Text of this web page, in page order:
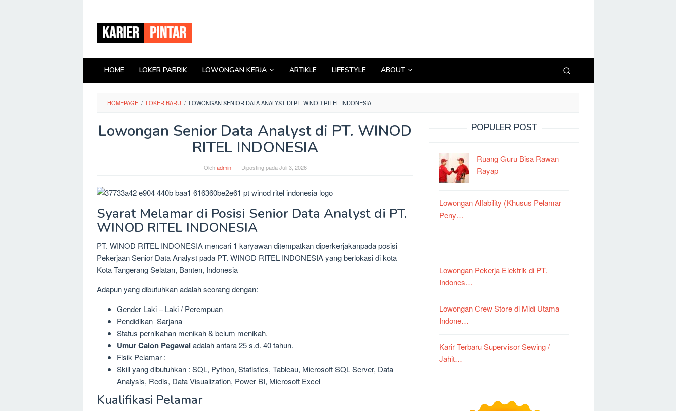
konten
HOME LOKER PABRIK LOWONGAN KERJA ARTIKLE LIFESTYLE ABOUT
HOMEPAGE / LOKER BARU / LOWONGAN SENIOR DATA ANALYST DI PT. WINOD RITEL INDONESIA
Lowongan Senior Data Analyst di PT. WINOD
RITEL INDONESIA
Olehadmin Diposting pada Juli 3, 2026
Syarat Melamar di Posisi Senior Data Analyst di PT.
WINOD RITEL INDONESIA
PT. WINOD RITEL INDONESIA mencari 1 karyawan ditempatkan diperkerjakanpada posisi
Pekerjaan Senior Data Analyst pada PT. WINOD RITEL INDONESIA yang berlokasi di kota
Kota Tangerang Selatan, Banten, Indonesia
Adapun yang dibutuhkan adalah seorang dengan:
Gender Laki – Laki / Perempuan
Pendidikan Sarjana
Status pernikahan menikah & belum menikah.
Umur Calon Pegawaiadalah antara 25 s.d. 40 tahun.
Fisik Pelamar :
Skill yang dibutuhkan : SQL, Python, Statistics, Tableau, Microsoft SQL Server, Data
Analysis, Redis, Data Visualization, Power BI, Microsoft Excel
Kualifikasi Pelamar
POPULER POST
Ruang Guru Bisa Rawan
Rayap
Lowongan Alfability (Khusus Pelamar
Peny…
Lowongan Pekerja Elektrik di PT.
Indones…
Lowongan Crew Store di Midi Utama
Indone…
Karir Terbaru Supervisor Sewing /
Jahit…